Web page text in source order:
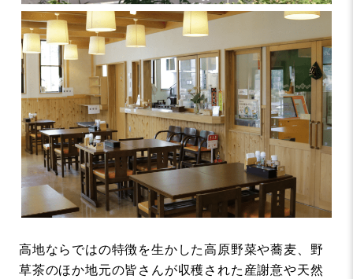
高地ならではの特徴を生かした高原野菜や蕎麦、野
草茶のほか地元の皆さんが収穫された産謝意や天然